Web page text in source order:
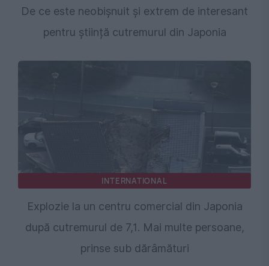
De ce este neobișnuit și extrem de interesant
pentru știință cutremurul din Japonia
INTERNATIONAL
Explozie la un centru comercial din Japonia
după cutremurul de 7,1. Mai multe persoane,
prinse sub dărâmături